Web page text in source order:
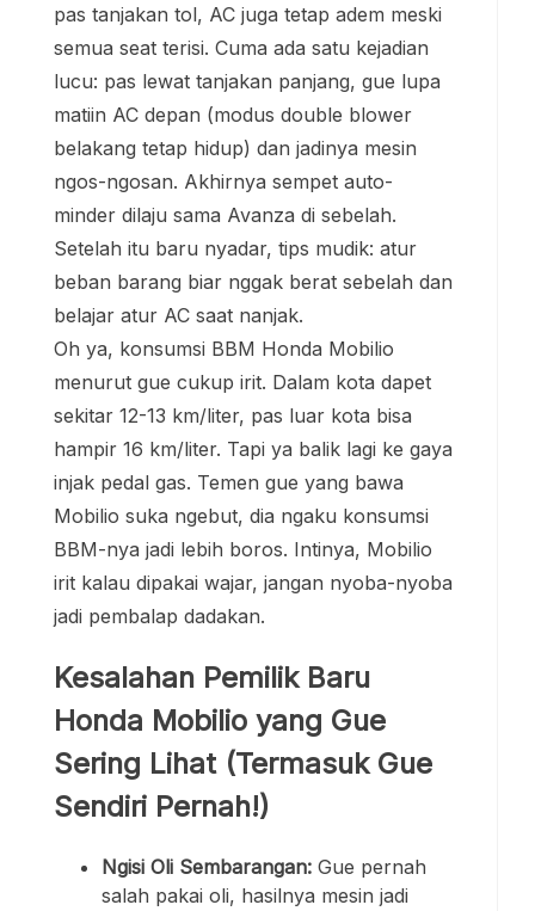
pas tanjakan tol, AC juga tetap adem meski
semua seat terisi. Cuma ada satu kejadian
lucu: pas lewat tanjakan panjang, gue lupa
matiin AC depan (modus double blower
belakang tetap hidup) dan jadinya mesin
ngos-ngosan. Akhirnya sempet auto-
minder dilaju sama Avanza di sebelah.
Setelah itu baru nyadar, tips mudik: atur
beban barang biar nggak berat sebelah dan
belajar atur AC saat nanjak.
Oh ya, konsumsi BBM Honda Mobilio
menurut gue cukup irit. Dalam kota dapet
sekitar 12-13 km/liter, pas luar kota bisa
hampir 16 km/liter. Tapi ya balik lagi ke gaya
injak pedal gas. Temen gue yang bawa
Mobilio suka ngebut, dia ngaku konsumsi
BBM-nya jadi lebih boros. Intinya, Mobilio
irit kalau dipakai wajar, jangan nyoba-nyoba
jadi pembalap dadakan.
Kesalahan Pemilik Baru
Honda Mobilio yang Gue
Sering Lihat (Termasuk Gue
Sendiri Pernah!)
Ngisi Oli Sembarangan: Gue pernah
salah pakai oli, hasilnya mesin jadi